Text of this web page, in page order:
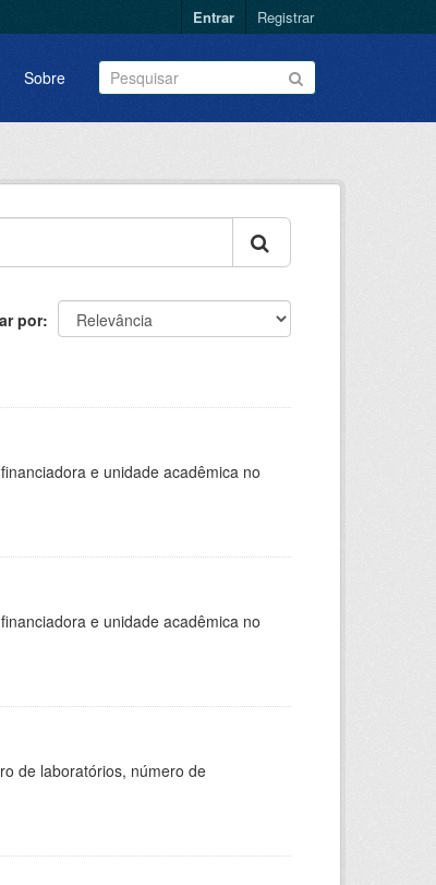
Entrar Registrar
Sobre
por
e unidade acadêmica no
e unidade acadêmica no
de laboratórios, número de